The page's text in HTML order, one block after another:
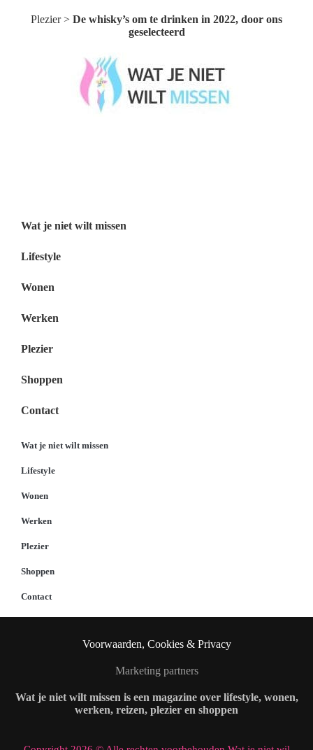
Plezier> De whisky’s om te drinken in 2022, door ons
geselecteerd
Wat je niet wilt missen
Lifestyle
Wonen
Werken
Plezier
Shoppen
Contact
Wat je niet wilt missen
Lifestyle
Wonen
Werken
Plezier
Shoppen
Contact
Voorwaarden, Cookies & Privacy
Marketing partners
Wat je niet wilt missen is een magazine over lifestyle, wonen,
werken, reizen, plezier en shoppen